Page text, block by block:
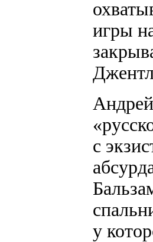
игры
с
у